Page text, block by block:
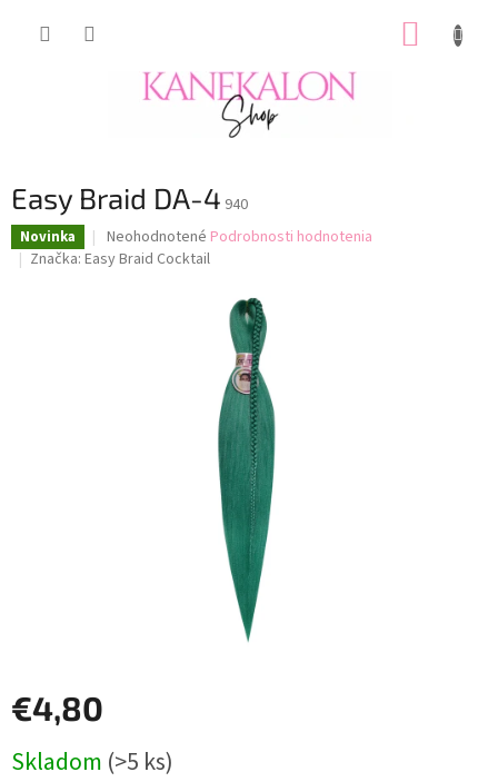
Easy Braid DA-4 940
Novinka
Priemerné
hodnotenie
Neohodnotené Podrobnosti hodnotenia
Značka: Easy Braid Cocktail
€4,80
cena:
Skladom (>5 ks)